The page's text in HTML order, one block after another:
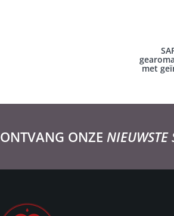
met
ONTVANG ONZE NIEUWSTE